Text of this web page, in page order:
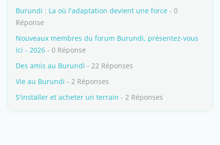
Burundi : La où l'adaptation devient une force - 0
Réponse
Nouveaux membres du forum Burundi, présentez-vous
ici - 2026 - 0 Réponse
Des amis au Burundi - 22 Réponses
Vie au Burundi - 2 Réponses
S'installer et acheter un terrain - 2 Réponses